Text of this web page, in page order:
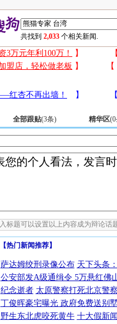
共找到 2,033 个相关新闻.
全部跟贴(3条) 精华区(0
【热门新闻推荐】
萨达姆绞刑录像公布 天下头条
公安部发A级通缉令 5万悬红佛
纪念逝者 太原警察打死北京警
丁俊晖豪宅曝光 政府免费送别
野生东北虎咬死黄牛 十大假新